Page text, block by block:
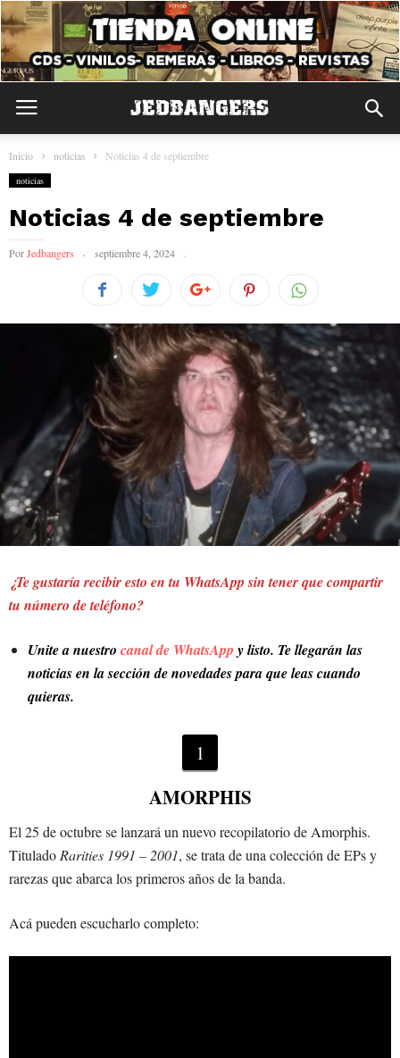
Inicio noticias Noticias 4 de septiembre
noticias
Noticias 4 de septiembre
PorJedbangers septiembre 4, 2024
¿Te gustaría recibir esto en tu WhatsApp sin tener que compartir
tu número de teléfono?
Unite a nuestro canal de WhatsApp y listo. Te llegarán las
noticias en la sección de novedades para que leas cuando
quieras.
1
AMORPHIS
El 25 de octubre se lanzará un nuevo recopilatorio de Amorphis.
Titulado Rarities 1991 – 2001, se trata de una colección de EPs y
rarezas que abarca los primeros años de la banda.
Acá pueden escucharlo completo: